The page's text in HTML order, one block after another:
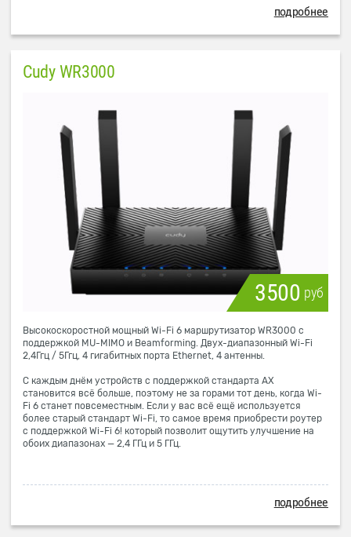
подробнее
Cudy WR3000
3500 руб
Высокоскоростной мощный Wi-Fi 6 маршрутизатор WR3000 с
поддержкой MU-MIMO и Beamforming. Двух-диапазонный Wi-Fi
2,4Ггц / 5Ггц, 4 гигабитных порта Ethernet, 4 антенны.
С каждым днём устройств с поддержкой стандарта AX
становится всё больше, поэтому не за горами тот день, когда Wi-
Fi 6 станет повсеместным. Если у вас всё ещё используется
более старый стандарт Wi-Fi, то самое время приобрести роутер
с поддержкой Wi-Fi 6! который позволит ощутить улучшение на
обоих диапазонах — 2,4 ГГц и 5 ГГц.
подробнее